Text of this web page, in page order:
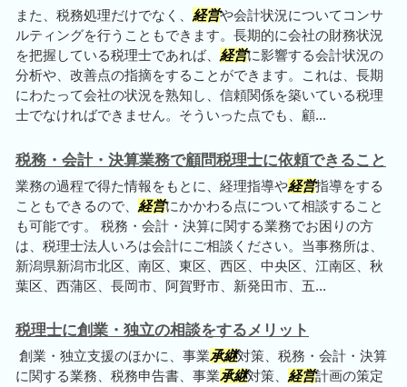
また、税務処理だけでなく、 経営や会計状況についてコンサ
ルティングを行うこともできます。長期的に会社の財務状況
を把握している税理士であれば、 経営に影響する会計状況の
分析や、改善点の指摘をすることができます。これは、長期
にわたって会社の状況を熟知し、信頼関係を築いている税理
士でなければできません。そういった点でも、顧...
税務・会計・決算業務で顧問税理士に依頼できること
業務の過程で得た情報をもとに、経理指導や経営指導をする
こともできるので、 経営にかかわる点について相談すること
も可能です。 税務・会計・決算に関する業務でお困りの方
は、税理士法人いろは会計にご相談ください。当事務所は、
新潟県新潟市北区、南区、東区、西区、中央区、江南区、秋
葉区、西蒲区、長岡市、阿賀野市、新発田市、五...
税理士に創業・独立の相談をするメリット
創業・独立支援のほかに、事業承継対策、税務・会計・決算
に関する業務、税務申告書、事業承継対策、 経営計画の策定